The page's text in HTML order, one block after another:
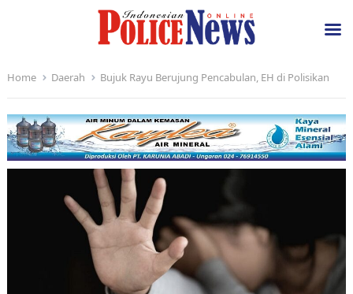
Home Daerah Bujuk Rayu Berujung Pencabulan, EH di Polisikan